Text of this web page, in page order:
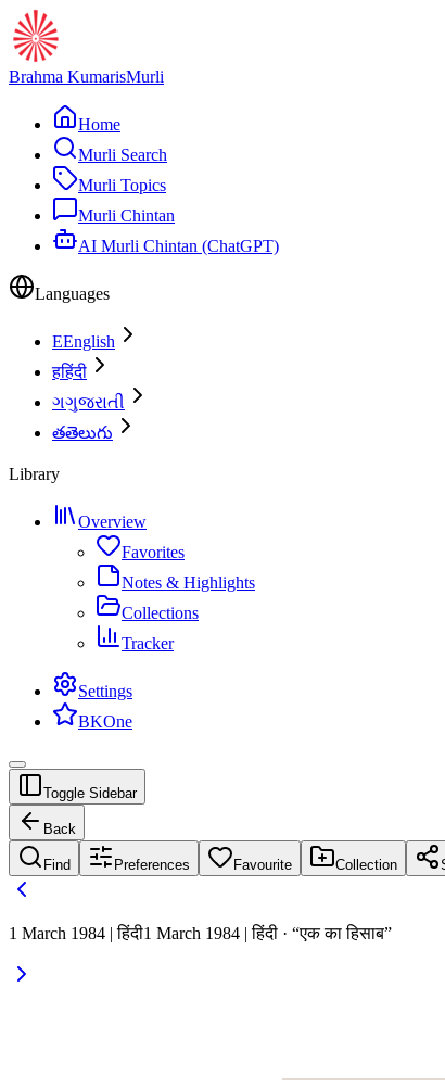
Brahma KumarisMurli
Home
Murli Search
Murli Topics
Murli Chintan
AI Murli Chintan (ChatGPT)
Languages
EEnglish
हहिंदी
ગગુજરાતી
తతెలుగు
Library
Overview
Favorites
Notes & Highlights
Collections
Tracker
Settings
BKOne
Toggle Sidebar
Back
Find Preferences Favourite Collection
1 March 1984 | हिंदी1 March 1984 | हिंदी · “एक का हिसाब”